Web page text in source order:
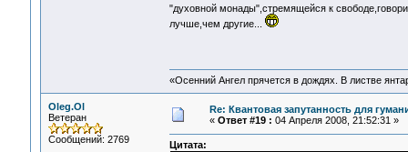
"духовной монады",стремящейся к
лучше,чем другие...
«Осенний Ангел прячется в дождях. В листве
Oleg.Ol
Ветеран
Сообщений: 2769
Re: Квантовая запутанность для
« Ответ #19 : 04 Апреля 2008, 21:52:31 »
Цитата: